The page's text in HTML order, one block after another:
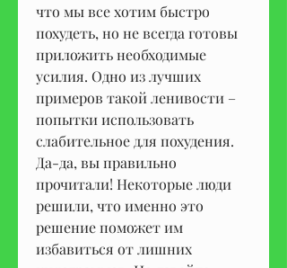
что мы все хотим быстро
похудеть, но не всегда готовы
приложить необходимые
усилия. Одно из лучших
примеров такой ленивости –
попытки использовать
слабительное для похудения.
Да-да, вы правильно
прочитали! Некоторые люди
решили, что именно это
решение поможет им
избавиться от лишних